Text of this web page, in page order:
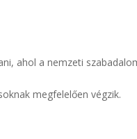
ahol a nemzeti
megfelelően végzik.